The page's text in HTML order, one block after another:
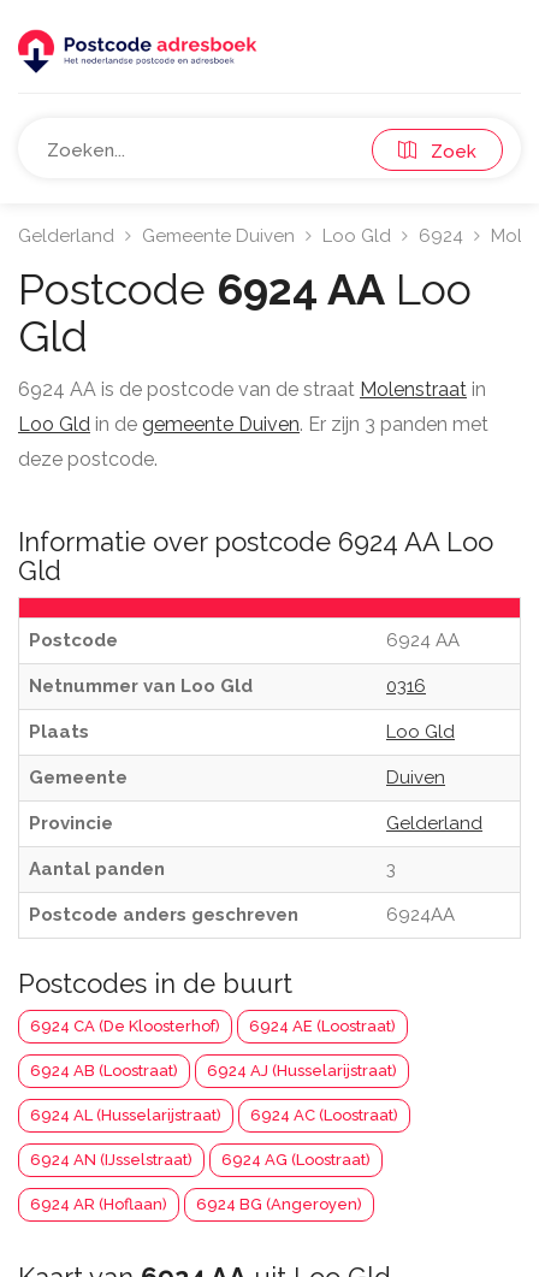
Zoek
Gelderland Gemeente Duiven Loo Gld 6924
Postcode 6924 AA Loo
Gld
6924 AA is de postcode van de straat Molenstraat in
Loo Gld in de gemeente Duiven. Er zijn 3 panden met
deze postcode.
Informatie over postcode 6924 AA Loo
Gld
Postcode 6924 AA
Netnummer van Loo Gld 0316
Plaats Loo Gld
Gemeente Duiven
Provincie Gelderland
Aantal panden 3
Postcode anders geschreven 6924AA
Postcodes in de buurt
6924 CA (De Kloosterhof) 6924 AE (Loostraat)
6924 AB (Loostraat) 6924 AJ (Husselarijstraat)
6924 AL (Husselarijstraat) 6924 AC (Loostraat)
6924 AN (IJsselstraat) 6924 AG (Loostraat)
6924 AR (Hoflaan) 6924 BG (Angeroyen)